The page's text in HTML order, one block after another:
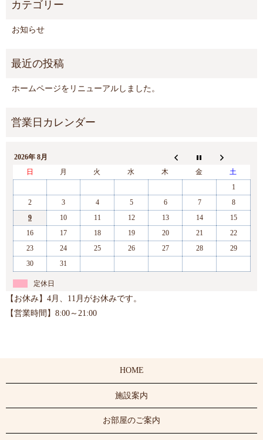
お知らせ
ホームページをリニューアルしました。
2026年 8月
日
月 火 水 木 金
土
1
2
3 4 5 6 7
8
9
10 11 12 13 14
15
16
17 18 19 20 21
22
23
24 25 26 27 28
29
30
31
定休日
【お休み】4月、11月がお休みです。
【営業時間】8:00～21:00
HOME
施設案内
お部屋のご案内